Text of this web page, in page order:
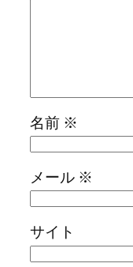
名前 ※
メール ※
サイト